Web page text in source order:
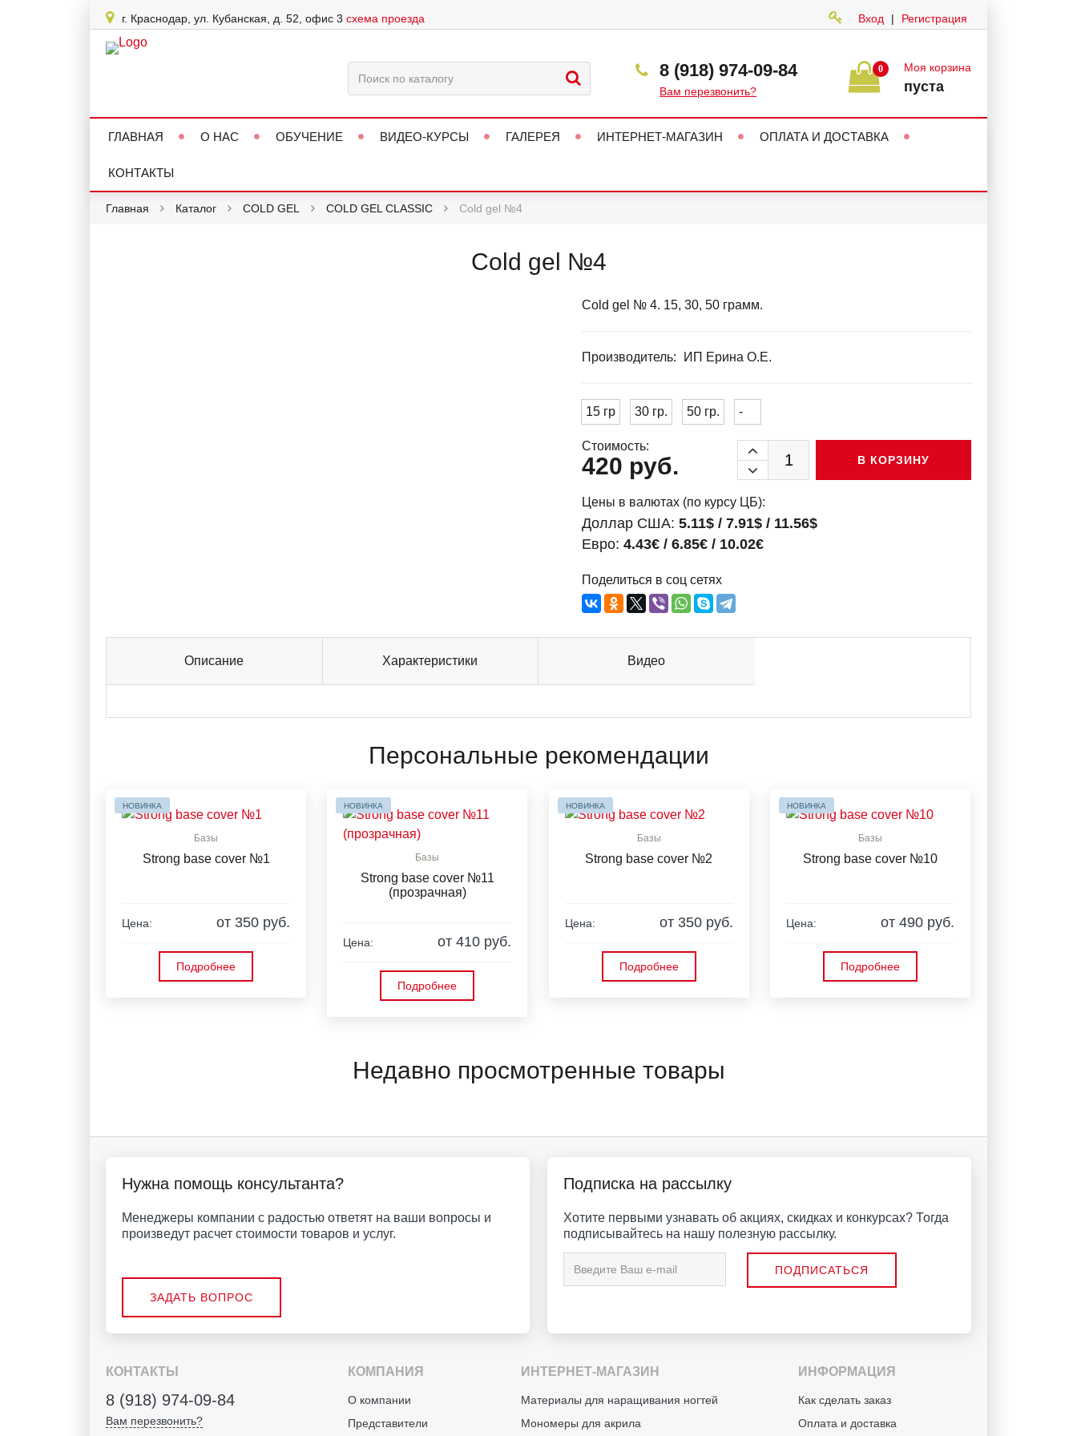
г. Краснодар, ул. Кубанская, д. 52, офис 3 схема проезда Вход | Регистрация
8 (918) 974-09-84
Вам перезвонить?
0 Моя корзина
пуста
ГЛАВНАЯ О НАС ОБУЧЕНИЕ ВИДЕО-КУРСЫ ГАЛЕРЕЯ ИНТЕРНЕТ-МАГАЗИН ОПЛАТА И ДОСТАВКА
КОНТАКТЫ
Главная Каталог COLD GEL COLD GEL CLASSIC Cold gel №4
Cold gel №4
Cold gel № 4. 15, 30, 50 грамм.
Производитель: ИП Ерина О.Е.
15 гр 30 гр. 50 гр. -
Стоимость:
420 руб. В КОРЗИНУ
Цены в валютах (по курсу ЦБ):
Доллар США: 5.11$ / 7.91$ / 11.56$
Евро: 4.43€ / 6.85€ / 10.02€
Поделиться в соц сетях
Описание Характеристики Видео
Персональные рекомендации
НОВИНКА
Базы
Strong base cover №1
Цена: от 350 руб.
Подробнее
НОВИНКА
Базы
Strong base cover №11
(прозрачная)
Цена: от 410 руб.
Подробнее
НОВИНКА
Базы
Strong base cover №2
Цена: от 350 руб.
Подробнее
НОВИНКА
Базы
Strong base cover №10
Цена: от 490 руб.
Подробнее
Недавно просмотренные товары
Нужна помощь консультанта?
Менеджеры компании с радостью ответят на ваши вопросы и
произведут расчет стоимости товаров и услуг.
ЗАДАТЬ ВОПРОС
Подписка на рассылку
Хотите первыми узнавать об акциях, скидках и конкурсах? Тогда
подписывайтесь на нашу полезную рассылку.
КОНТАКТЫ
8 (918) 974-09-84
Вам перезвонить?
КОМПАНИЯ
О компании
Представители
ИНТЕРНЕТ-МАГАЗИН
Материалы для наращивания ногтей
Мономеры для акрила
ИНФОРМАЦИЯ
Как сделать заказ
Оплата и доставка